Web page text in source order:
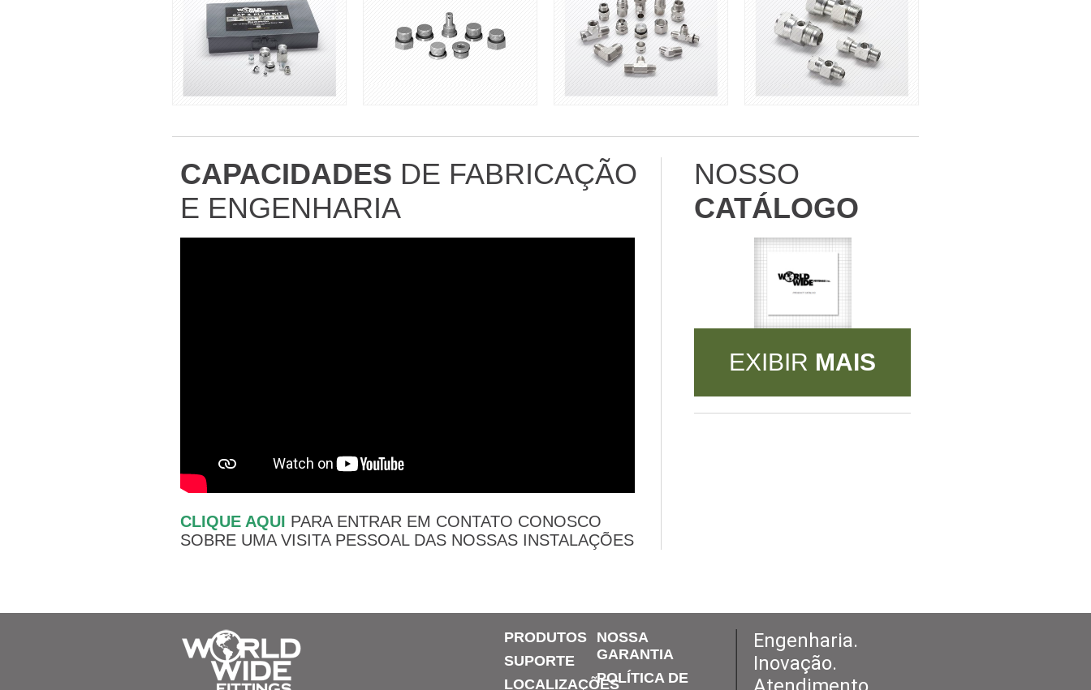
CAPACIDADES DE FABRICAÇÃO
E ENGENHARIA
CLIQUE AQUI PARA ENTRAR EM CONTATO CONOSCO
SOBRE UMA VISITA PESSOAL DAS NOSSAS INSTALAÇÕES
NOSSO
CATÁLOGO
EXIBIR MAIS
PRODUTOS
SUPORTE
LOCALIZAÇÕES
NOSSA
GARANTIA
POLÍTICA DE
Engenharia.
Inovação.